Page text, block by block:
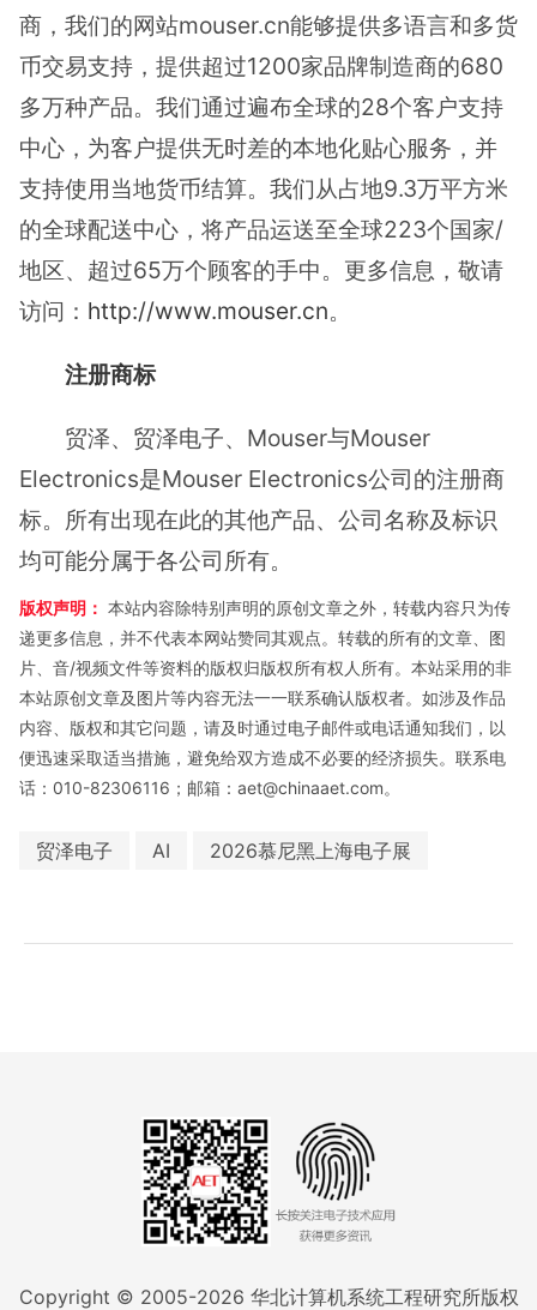
商，我们的网站mouser.cn能够提供多语言和多货
币交易支持，提供超过1200家品牌制造商的680
多万种产品。我们通过遍布全球的28个客户支持
中心，为客户提供无时差的本地化贴心服务，并
支持使用当地货币结算。我们从占地9.3万平方米
的全球配送中心，将产品运送至全球223个国家/
地区、超过65万个顾客的手中。更多信息，敬请
访问： http://www.mouser.cn。
注册商标
贸泽、贸泽电子、Mouser与Mouser
Electronics是Mouser Electronics公司的注册商
标。所有出现在此的其他产品、公司名称及标识
均可能分属于各公司所有。
版权声明： 本站内容除特别声明的原创文章之外，转载内容只为传
递更多信息，并不代表本网站赞同其观点。转载的所有的文章、图
片、音/视频文件等资料的版权归版权所有权人所有。本站采用的非
本站原创文章及图片等内容无法一一联系确认版权者。如涉及作品
内容、版权和其它问题，请及时通过电子邮件或电话通知我们，以
便迅速采取适当措施，避免给双方造成不必要的经济损失。联系电
话：010-82306116；邮箱：aet@chinaaet.com。
贸泽电子 AI 2026慕尼黑上海电子展
Copyright © 2005-2026 华北计算机系统工程研究所版权